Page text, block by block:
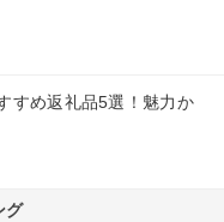
すめ返礼品5選！魅力か
グ